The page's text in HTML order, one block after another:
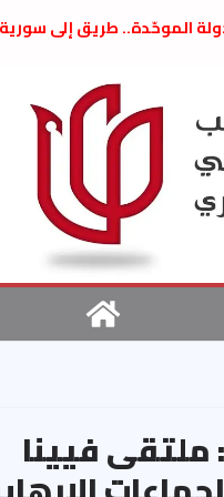
الموحّدة.. طريق إلى
السابق لحزب الاتحاد
صادر عن اجتماع اللجنة
الأمريكية الإسرائيلية على
.. بيان من حزب الشعب
ملتقى فيينا